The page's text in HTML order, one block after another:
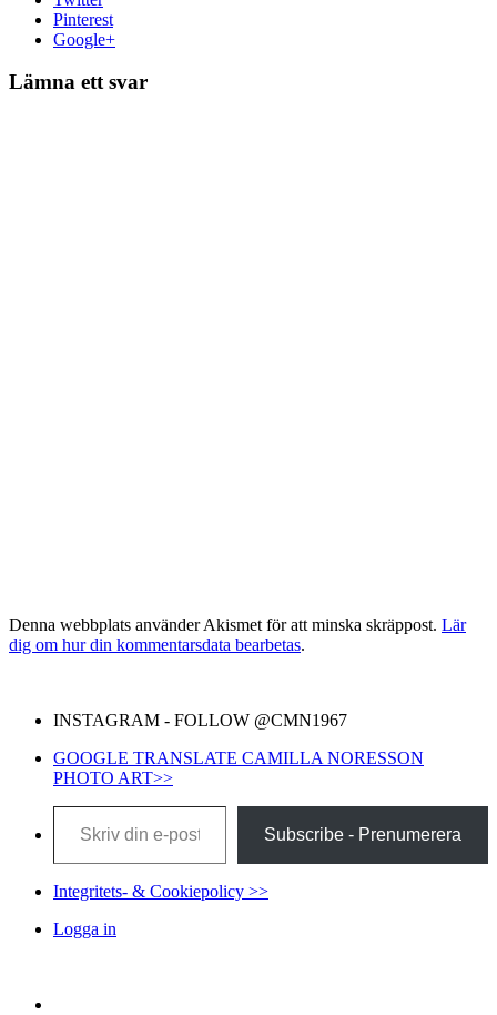
Pinterest
Google+
Lämna ett svar
Denna webbplats använder Akismet för att minska skräppost. Lär
dig om hur din kommentarsdata bearbetas.
INSTAGRAM - FOLLOW @CMN1967
GOOGLE TRANSLATE CAMILLA NORESSON
PHOTO ART>>
Skriv din e-post …
Subscribe - Prenumerera
Integritets- & Cookiepolicy >>
Logga in